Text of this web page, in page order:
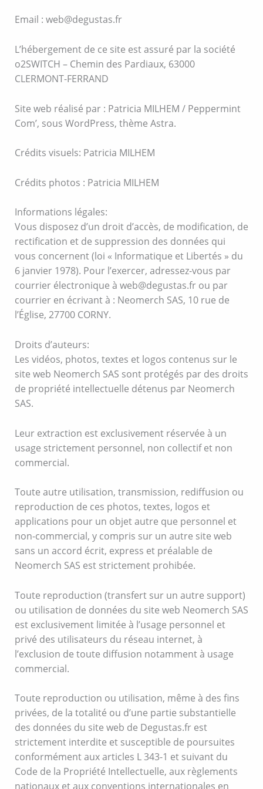
Email : web@degustas.fr
L’hébergement de ce site est assuré par la société
o2SWITCH – Chemin des Pardiaux, 63000
CLERMONT-FERRAND
Site web réalisé par : Patricia MILHEM / Peppermint
Com’, sous WordPress, thème Astra.
Crédits visuels: Patricia MILHEM
Crédits photos : Patricia MILHEM
Informations légales:
Vous disposez d’un droit d’accès, de modification, de
rectification et de suppression des données qui
vous concernent (loi « Informatique et Libertés » du
6 janvier 1978). Pour l’exercer, adressez-vous par
courrier électronique à web@degustas.fr ou par
courrier en écrivant à : Neomerch SAS, 10 rue de
l’Église, 27700 CORNY.
Droits d’auteurs:
Les vidéos, photos, textes et logos contenus sur le
site web Neomerch SAS sont protégés par des droits
de propriété intellectuelle détenus par Neomerch
SAS.
Leur extraction est exclusivement réservée à un
usage strictement personnel, non collectif et non
commercial.
Toute autre utilisation, transmission, rediffusion ou
reproduction de ces photos, textes, logos et
applications pour un objet autre que personnel et
non-commercial, y compris sur un autre site web
sans un accord écrit, express et préalable de
Neomerch SAS est strictement prohibée.
Toute reproduction (transfert sur un autre support)
ou utilisation de données du site web Neomerch SAS
est exclusivement limitée à l’usage personnel et
privé des utilisateurs du réseau internet, à
l’exclusion de toute diffusion notamment à usage
commercial.
Toute reproduction ou utilisation, même à des fins
privées, de la totalité ou d’une partie substantielle
des données du site web de Degustas.fr est
strictement interdite et susceptible de poursuites
conformément aux articles L 343-1 et suivant du
Code de la Propriété Intellectuelle, aux règlements
nationaux et aux conventions internationales en